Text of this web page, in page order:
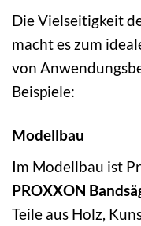
Die Vielseitigkeit
macht es zum
von
Beispiele:
Modellbau
Im Modellbau ist
PROXXON
Teile aus Holz,